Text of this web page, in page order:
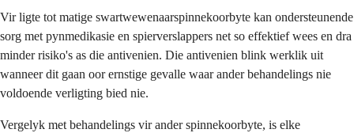
Vir ligte tot matige swartwewenaarspinnekoorbyte kan ondersteunende
sorg met pynmedikasie en spierverslappers net so effektief wees en dra
minder risiko's as die antivenien. Die antivenien blink werklik uit
wanneer dit gaan oor ernstige gevalle waar ander behandelings nie
voldoende verligting bied nie.
Vergelyk met behandelings vir ander spinnekoorbyte, is elke